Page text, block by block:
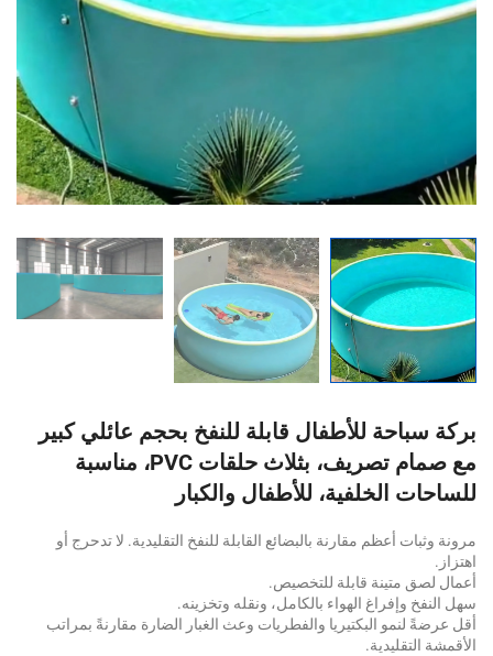
بركة سباحة للأطفال قابلة للنفخ بحجم عائلي كبير
مع صمام تصريف، بثلاث حلقات PVC، مناسبة
للساحات الخلفية، للأطفال والكبار
مرونة وثبات أعظم مقارنة بالبضائع القابلة للنفخ التقليدية. لا تدحرج أو
اهتزاز.
أعمال لصق متينة قابلة للتخصيص.
سهل النفخ وإفراغ الهواء بالكامل، ونقله وتخزينه.
أقل عرضةً لنمو البكتيريا والفطريات وعث الغبار الضارة مقارنةً بمراتب
الأقمشة التقليدية.